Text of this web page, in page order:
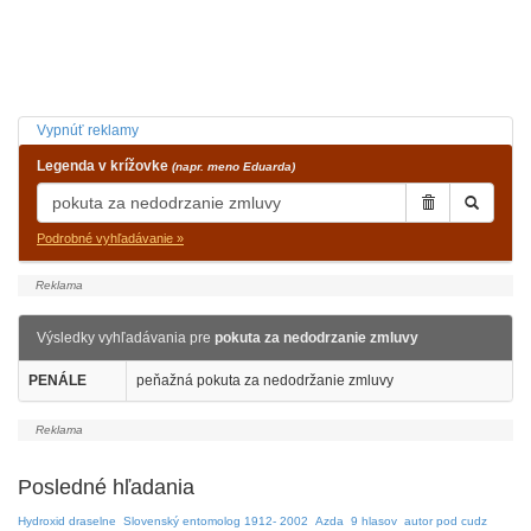
Vypnúť reklamy
Legenda v krížovke (napr. meno Eduarda)
Podrobné vyhľadávanie »
Výsledky vyhľadávania pre pokuta za nedodrzanie zmluvy
PENÁLE peňažná pokuta za nedodržanie zmluvy
Posledné hľadania
Hydroxid draselne Slovenský entomolog 1912- 2002 Azda 9 hlasov autor pod cudz